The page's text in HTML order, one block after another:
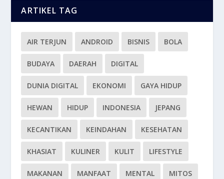
ARTIKEL TAG
AIR TERJUN ANDROID BISNIS BOLA
BUDAYA DAERAH DIGITAL
DUNIA DIGITAL EKONOMI GAYA HIDUP
HEWAN HIDUP INDONESIA JEPANG
KECANTIKAN KEINDAHAN KESEHATAN
KHASIAT KULINER KULIT LIFESTYLE
MAKANAN MANFAAT MENTAL MITOS